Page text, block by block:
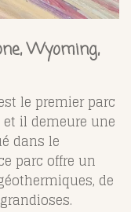
Wyoming,
le premier parc
il demeure une
dans le
parc offre un
de